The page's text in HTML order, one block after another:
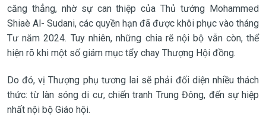
căng thẳng, nhờ sự can thiệp của Thủ tướng Mohammed
Shiaè Al- Sudani, các quyền hạn đã được khôi phục vào tháng
Tư năm 2024. Tuy nhiên, những chia rẽ nội bộ vẫn còn, thể
hiện rõ khi một số giám mục tẩy chay Thượng Hội đồng.
Do đó, vị Thượng phụ tương lai sẽ phải đối diện nhiều thách
thức: từ làn sóng di cư, chiến tranh Trung Đông, đến sự hiệp
nhất nội bộ Giáo hội.